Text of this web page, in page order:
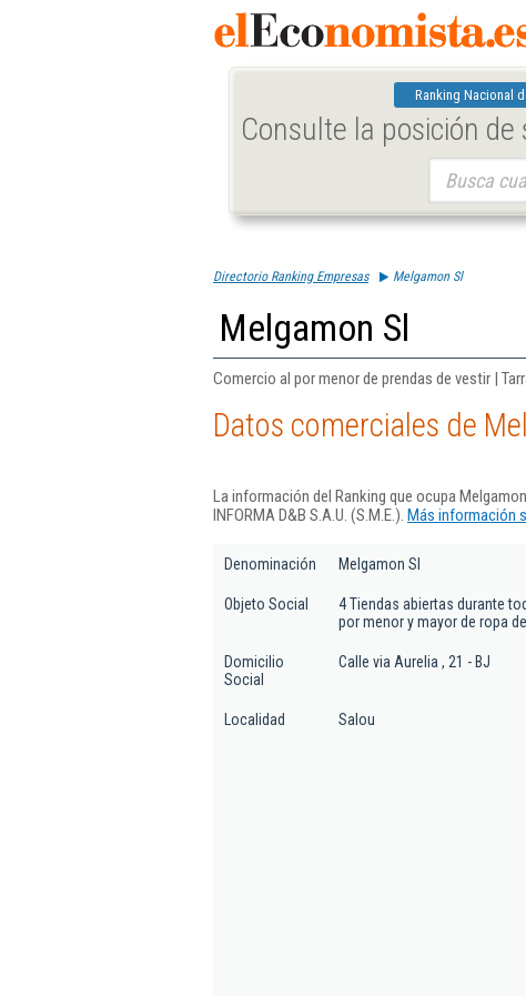
Ranking Nacional
Consulte la posición
Directorio Ranking Empresas Melgamon Sl
Melgamon Sl
Comercio al por menor de prendas de vestir |
Datos comerciales de
La información del Ranking que ocupa
INFORMA D&B S.A.U. (S.M.E.). Más información
Denominación Melgamon Sl
Objeto Social
4 Tiendas abiertas durante
por menor y mayor de ropa
Domicilio
Social
Calle via Aurelia , 21 - BJ
Localidad Salou